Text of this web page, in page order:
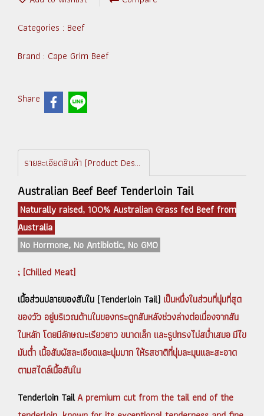
Categories : Beef
Brand : Cape Grim Beef
Share
รายละเอียดสินค้า (Product Description)
Australian Beef Beef Tenderloin Tail
Naturally raised, 100% Australian Grass fed Beef from
Australia
No Hormone, No Antibiotic, No GMO
; [Chilled Meat]
เนื้อส่วนปลายของสันใน (Tenderloin Tail) เป็นหนึ่งในส่วนที่นุ่มที่สุด
ของวัว อยู่บริเวณด้านในของกระดูกสันหลังช่วงล่างต่อเนื่องจากสัน
ในหลัก โดยมีลักษณะเรียวยาว ขนาดเล็ก และรูปทรงไม่สม่ำเสมอ มีไข
มันต่ำ เนื้อสัมผัสละเอียดและนุ่มมาก ให้รสชาติที่นุ่มละมุนและสะอาด
ตามสไตล์เนื้อสันใน
Tenderloin TailA premium cut from the tail end of the